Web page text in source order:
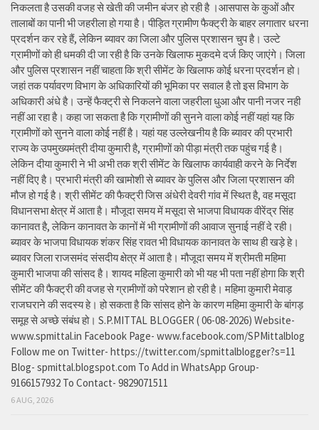
निकलता है उसकी वजह से खेती की जमीन बंजर हो रही है ।आसपास के कुओं और
तालाबों का पानी भी जहरीला हो गया है। पीड़ित ग्रामीण फैक्ट्री के बाहर लगातार धरना
प्रदर्शन कर रहे हैं, लेकिन ब्यावर का जिला और पुलिस प्रशासन चुप है। उल्टे
ग्रामीणों को ही धमकी दी जा रही है कि उनके खिलाफ मुकदमे दर्ज किए जाएंगे। जिला
और पुलिस प्रशासन नहीं चाहता कि श्री सीमेंट के खिलाफ कोई धरना प्रदर्शन हो।
जहां तक पर्यावरण विभाग के अधिकारियों की भूमिका पर सवाल है तो इस विभाग के
अधिकारी अंधे है। उन्हें फैक्ट्री से निकलने वाला जहरीला धुआ और पानी नजर नही
नहीं आ रहा है। कहा जा सकता है कि ग्रामीणों की सुनने वाला कोई नहीं यहां यह कि
ग्रामीणों को सुनने वाला कोई नहीं है। यहां यह उल्लेखनीय है कि ब्यावर की प्रभारी
राज्य के उपमुख्यमंत्री दीया कुमारी है, ग्रामीणों को पीड़ा मंत्री तक पहुंच गई है।
लेकिन दीया कुमारी ने भी अभी तक श्री सीमेंट के खिलाफ कार्यवाही करने के निर्देश
नहीं दिए है। प्रभारी मंत्री की खामोशी से ब्यावर के पुलिस और जिला प्रशासन की
मौज हो गई है। श्री सीमेंट की फैक्ट्री जिस अंधेरी देवरी गांव में स्थित है, वह मसूदा
विधानसभा क्षेत्र में आता है। मौजूदा समय में मसूदा से भाजपा विधायक वीरेंद्र सिंह
कानावत है, लेकिन कानावत के कानों में भी ग्रामीणों की आवाज सुनाई नहीं दे रही।
ब्यावर के भाजपा विधायक शंकर सिंह रावत भी विधायक कानावत के साथ ही खड़े हे।
ब्यावर जिला राजसमंद संसदीय क्षेत्र में आता है। मौजूदा समय में श्रीमती महिमा
कुमारी भाजपा की सांसद है। शायद महिला कुमारी को भी यह भी पता नहीं होगा कि श्री
सीमेंट की फैक्ट्री की वजह से ग्रामीणों को परेशान हो रही है। महिमा कुमारी मेवाड़
राजघराने की सदस्य हे। हो सकता है कि सांसद होने के कारण महिमा कुमारी के बांगड़
समूह से अच्छे संबंध हो। S.P.MITTAL BLOGGER ( 06-08-2026) Website-
www.spmittal.in Facebook Page- www.facebook.com/SPMittalblog
Follow me on Twitter- https://twitter.com/spmittalblogger?s=11
Blog- spmittal.blogspot.com To Add in WhatsApp Group-
9166157932 To Contact- 9829071511
6 AUG, 2026